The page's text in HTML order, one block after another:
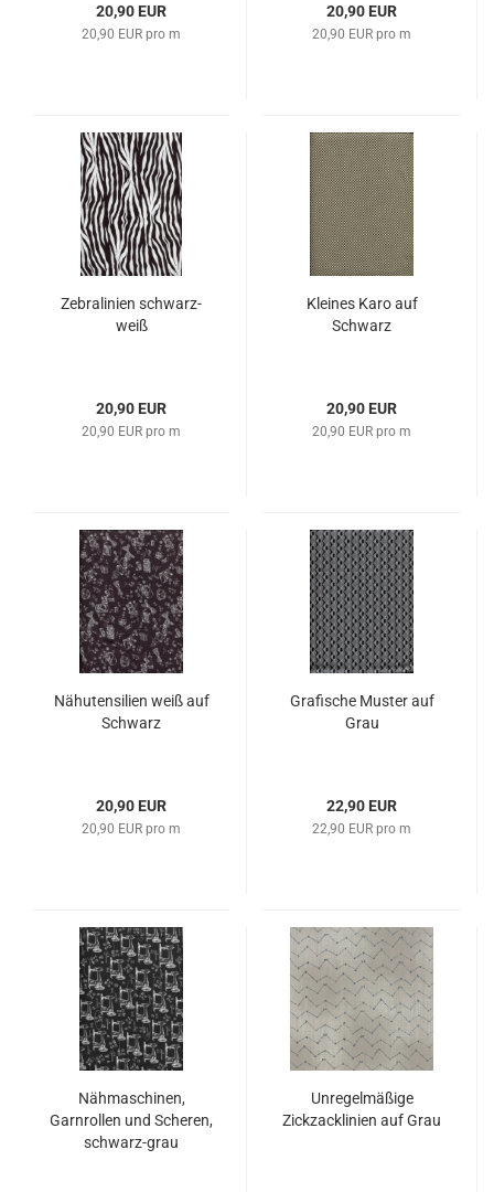
20,90 EUR
20,90 EUR pro m
20,90 EUR
20,90 EUR pro m
Zebralinien schwarz-
weiß
20,90 EUR
20,90 EUR pro m
Kleines Karo auf
Schwarz
20,90 EUR
20,90 EUR pro m
Nähutensilien weiß auf
Schwarz
20,90 EUR
20,90 EUR pro m
Grafische Muster auf
Grau
22,90 EUR
22,90 EUR pro m
Nähmaschinen,
Garnrollen und Scheren,
schwarz-grau
Unregelmäßige
Zickzacklinien auf Grau